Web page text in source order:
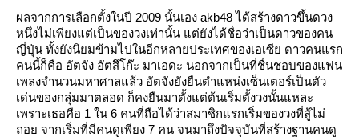
ผลจากการเลือกตั้งในปี 2009 นั้นเอง akb48 ได้สร้างดาวขึ้นดวง
หนึ่งไม่เพียงแต่เป็นของวงเท่านั้น แต่ยังได้ชื่อว่าเป็นดาวของคน
ญี่ปุ่น ทั้งยังนิยมข้ามไปในอีกหลายประเทศของเอเซีย ดาวคนแรก
คนนี้ก็คือ อัตจัง อัตสึโก๊ะ มาเอดะ นอกจากเป็นที่ชื่นชอบของแฟน
เพลงจำนวนมหาศาลแล้ว อัตจังยังยืนตำแหน่งเซ็นเตอร์เป็นตัว
เด่นของกลุ่มมาตลอด ก็คงยืนมาตั้งแต่ต้นเริ่มตั้งวงนั้นแหละ
เพราะเธอคือ 1 ใน 6 คนที่ถือได้ว่าสมาชิกแรกเริ่มของวงที่สู้ไม่
ถอย จากเริ่มที่มีคนดูเพียง 7 คน จนมาถึงปัจจุบันที่สร้างฐานคนดู